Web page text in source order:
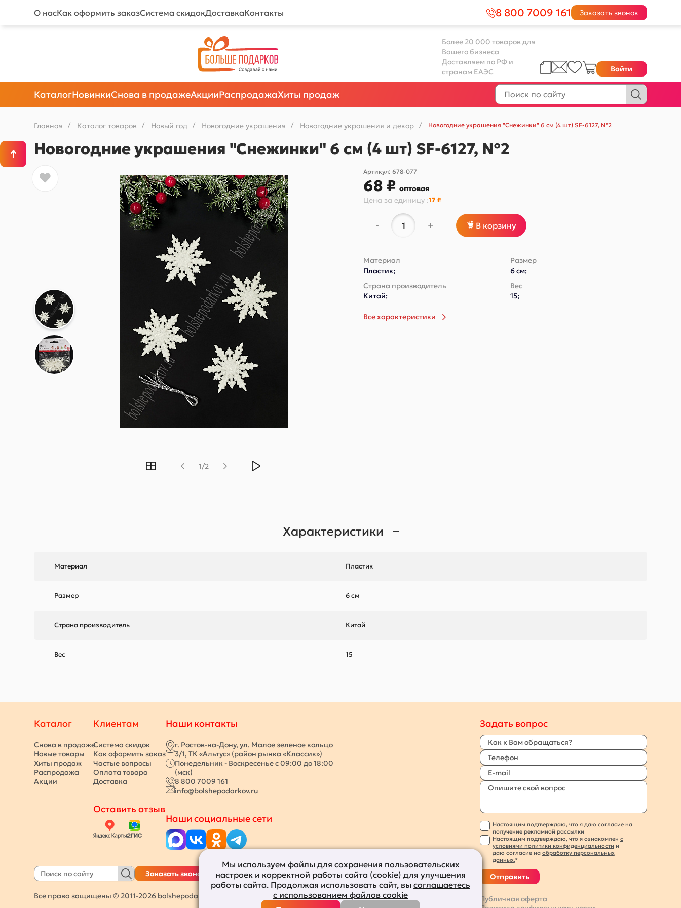
О насКак оформить заказСистема скидокДоставкаКонтакты 8 800 7009 161 Заказать звонок
Более 20 000 товаров для
Вашего бизнеса
Доставляем по РФ и
странам ЕАЭС
Войти
КаталогНовинкиСнова в продажеАкцииРаспродажаХиты продаж
Главная / Каталог товаров / Новый год / Новогодние украшения / Новогодние украшения и декор / Новогодние украшения "Снежинки" 6 см (4 шт) SF-6127, №2
Новогодние украшения "Снежинки" 6 см (4 шт) SF-6127, №2
1/2
Артикул:678-077
68 ₽оптовая
Цена заединицу :17 ₽
- + В корзину
Материал
Пластик;
Размер
6 см;
Страна производитель
Китай;
Вес
15;
Все характеристики
Характеристики
Материал Пластик
Размер 6 см
Страна производитель Китай
Вес 15
Каталог
Снова в продаже
Новые товары
Хиты продаж
Распродажа
Акции
Клиентам
Система скидок
Как оформить заказ
Частые вопросы
Оплата товара
Доставка
Оставить отзыв
Наши контакты
г. Ростов-на-Дону, ул. Малое зеленое кольцо
3/1, ТК «Альтус» (район рынка «Классик»)
Понедельник - Воскресенье с 09:00 до 18:00
(мск)
8 800 7009 161
info@bolshepodarkov.ru
Наши социальные сети
Заказать звонок
Все права защищены © 2011-2026 bolshepodarkov.ru
Задать вопрос
Настоящим подтверждаю, что я даю согласие на
получение рекламной рассылки
Настоящим подтверждаю, что я ознакомлен с
условиями политики конфиденциальности и
даю согласие на обработку персональных
данных.*
Отправить
Публичная оферта
Мы используем файлы для сохранения пользовательских
настроек и корректной работы сайта (cookie) для улучшения
работы сайта. Продолжая использовать сайт, вы соглашаетесь
с использованием файлов cookie